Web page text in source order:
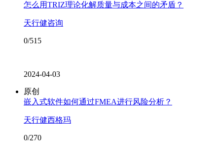
怎么用TRIZ理论化解质量与成本之间的矛盾？
天行健咨询
0/515
2024-04-03
原创
嵌入式软件如何通过FMEA进行风险分析？
天行健西格玛
0/270